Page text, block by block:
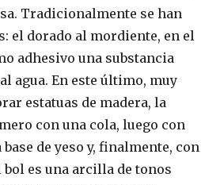
Tradicionalmente se han
el dorado al mordiente, en el
adhesivo una substancia
agua. En este último, muy
estatuas de madera, la
con una cola, luego con
de yeso y, finalmente, con
bol es una arcilla de tonos